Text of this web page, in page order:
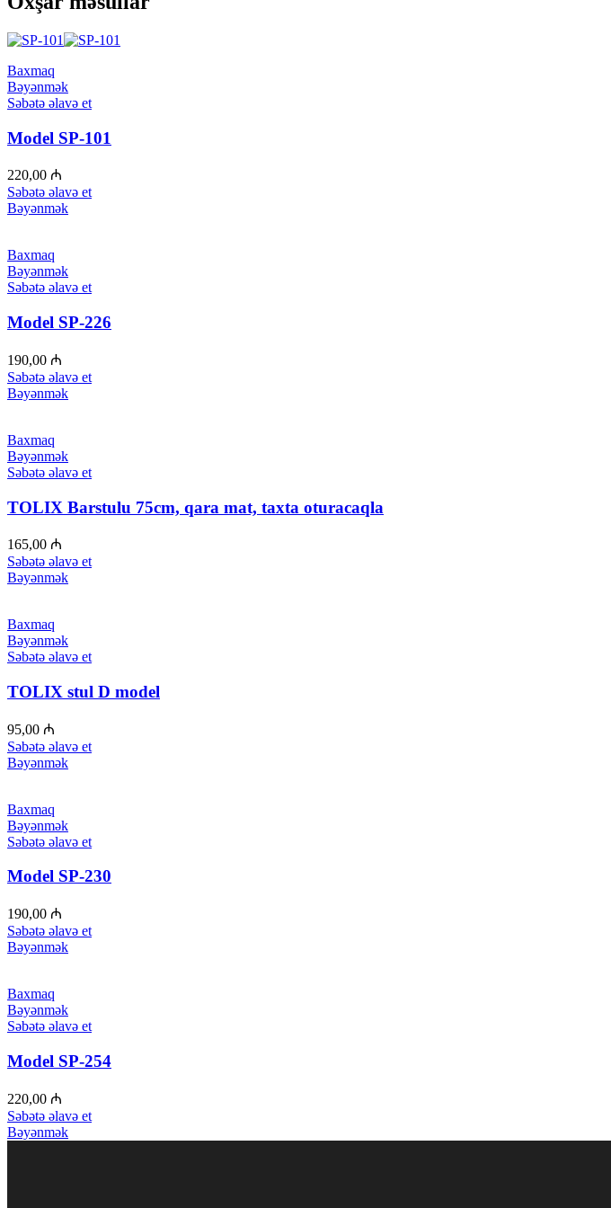
Baxmaq
Bəyənmək
Səbətə əlavə et
Model SP-101
220,00 ₼
Səbətə əlavə et
Bəyənmək
Baxmaq
Bəyənmək
Səbətə əlavə et
Model SP-226
190,00 ₼
Səbətə əlavə et
Bəyənmək
Baxmaq
Bəyənmək
Səbətə əlavə et
TOLIX Barstulu 75cm, qara mat, taxta oturacaqla
165,00 ₼
Səbətə əlavə et
Bəyənmək
Baxmaq
Bəyənmək
Səbətə əlavə et
TOLIX stul D model
95,00 ₼
Səbətə əlavə et
Bəyənmək
Baxmaq
Bəyənmək
Səbətə əlavə et
Model SP-230
190,00 ₼
Səbətə əlavə et
Bəyənmək
Baxmaq
Bəyənmək
Səbətə əlavə et
Model SP-254
220,00 ₼
Səbətə əlavə et
Bəyənmək